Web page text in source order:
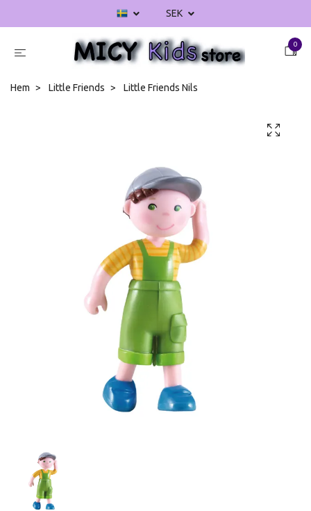
SEK
0
Hem Little Friends Little Friends Nils